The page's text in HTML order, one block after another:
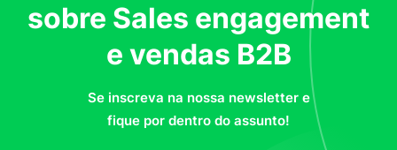
sobre Sales engagement
e vendas B2B
Se inscreva na nossa newsletter e
fique por dentro do assunto!